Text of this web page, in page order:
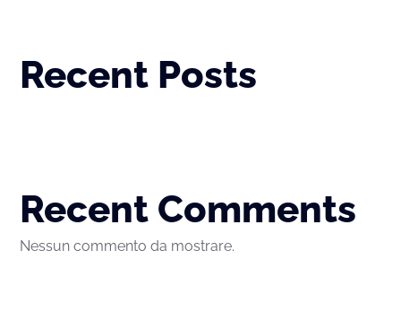
Recent Posts
Recent Comments
Nessun commento da mostrare.